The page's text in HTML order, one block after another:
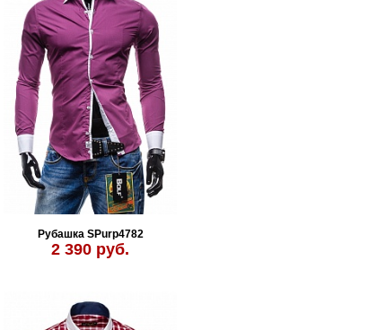
Рубашка SPurp4782
2 390 руб.